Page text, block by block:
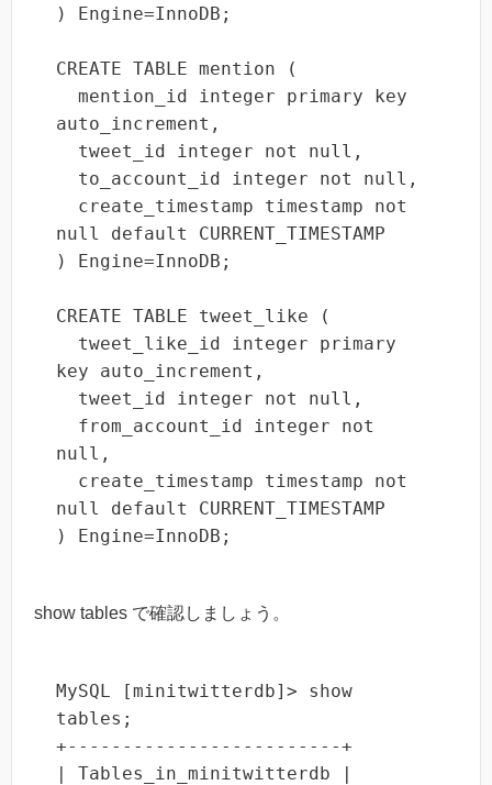
) Engine=InnoDB;
CREATE TABLE mention (
auto_increment,
null default CURRENT_TIMESTAMP
) Engine=InnoDB;
CREATE TABLE tweet_like (
key auto_increment,
null,
null default CURRENT_TIMESTAMP
) Engine=InnoDB;
show tables で確認しましょう。
MySQL [minitwitterdb]> show
tables;
+-------------------------+
| Tables_in_minitwitterdb |